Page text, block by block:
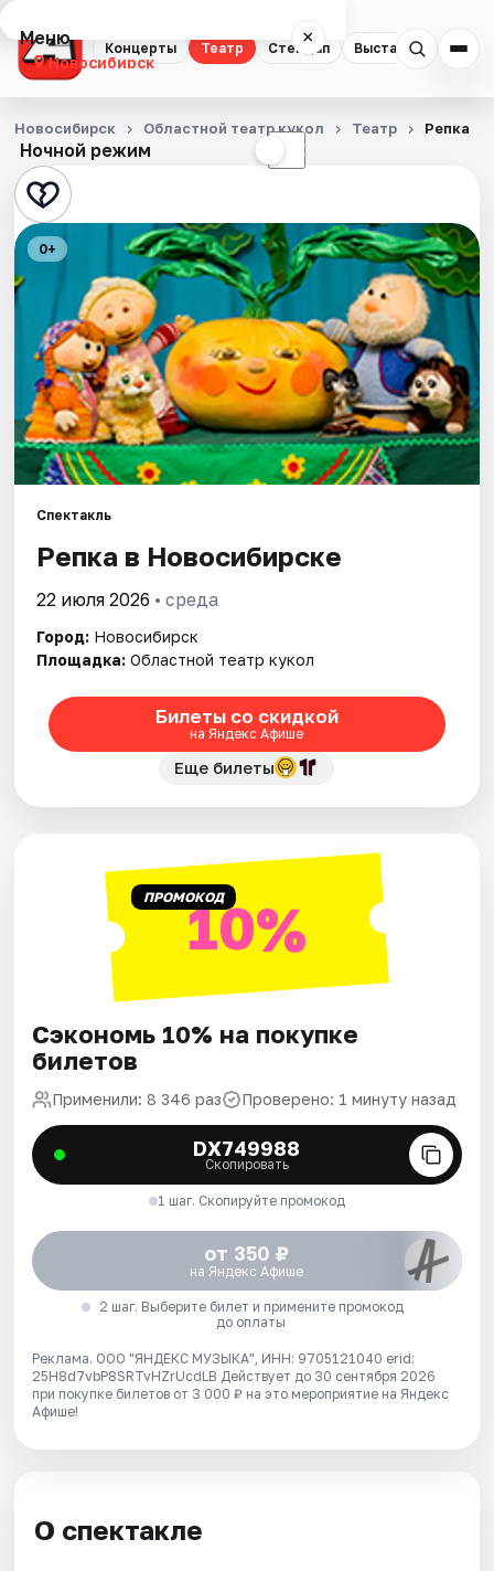
Концерты Театр Стендап Выставки
Меню ×
Новосибирск
Концерты
Театр
Стендап
Выставки
Квесты
Экскурсии
Спорт
События
Города
Площадки
Артисты
Рейтинги
Ночной режим ☾
Новосибирск Областной театр кукол Театр Репка
0+
Спектакль
Репка в Новосибирске
22 июля 2026 • среда
Город: Новосибирск
Площадка: Областной театр кукол
Билеты со скидкой
на Яндекс Афише
Еще билеты
ПРОМОКОД10%
Сэкономь 10% на покупке
билетов
Применили: 8 346 раз Проверено: 1 минуту назад
DX749988
Скопировать
1 шаг. Скопируйте промокод
от 350 ₽
на Яндекс Афише
2 шаг. Выберите билет и примените промокод
до оплаты
Реклама. ООО "ЯНДЕКС МУЗЫКА", ИНН: 9705121040 erid:
25H8d7vbP8SRTvHZrUcdLB Действует до 30 сентября 2026
при покупке билетов от 3 000 ₽ на это мероприятие на Яндекс
Афише!
О спектакле